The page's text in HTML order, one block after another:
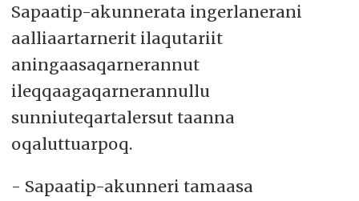
Sapaatip-akunnerata ingerlanerani
aalliaartarnerit ilaqutariit
aningaasaqarnerannut
ileqqaagaqarnerannullu
sunniuteqartalersut taanna
oqaluttuarpoq.
- Sapaatip-akunneri tamaasa